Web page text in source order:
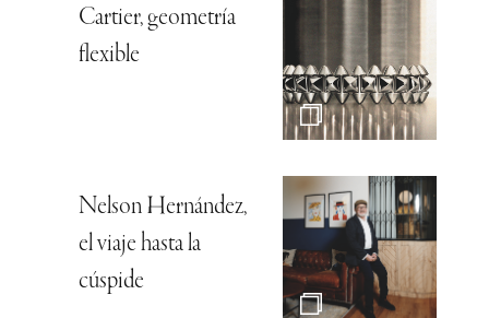
Cartier, geometría
flexible
Nelson Hernández,
el viaje hasta la
cúspide